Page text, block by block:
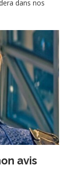
dans nos
avis